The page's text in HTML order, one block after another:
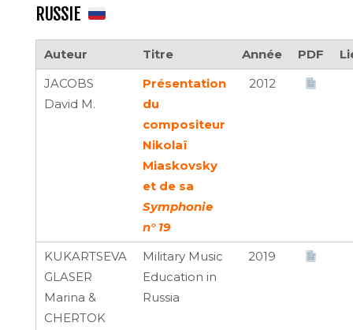
RUSSIE
Auteur Titre Année PDF
JACOBS
David M.
Présentation
du
compositeur
Nikolaï
Miaskovsky
et de sa
Symphonie
n° 19
2012
KUKARTSEVA
GLASER
Marina &
CHERTOK
Military Music
Education in
Russia
2019